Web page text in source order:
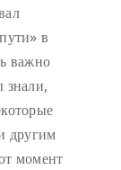
в
важно
знали,
другим
момент